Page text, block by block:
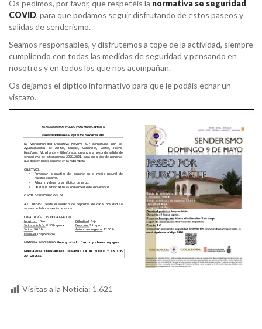
Os pedimos, por favor, que respetéis la normativa se seguridad
COVID, para que podamos seguir disfrutando de estos paseos y
salidas de senderismo.
Seamos responsables, y disfrutemos a tope de la actividad, siempre
cumpliendo con todas las medidas de seguridad y pensando en
nosotros y en todos los que nos acompañan.
Os dejamos el díptico informativo para que le podáis echar un
vistazo.
Visitas a la Noticia: 1.621